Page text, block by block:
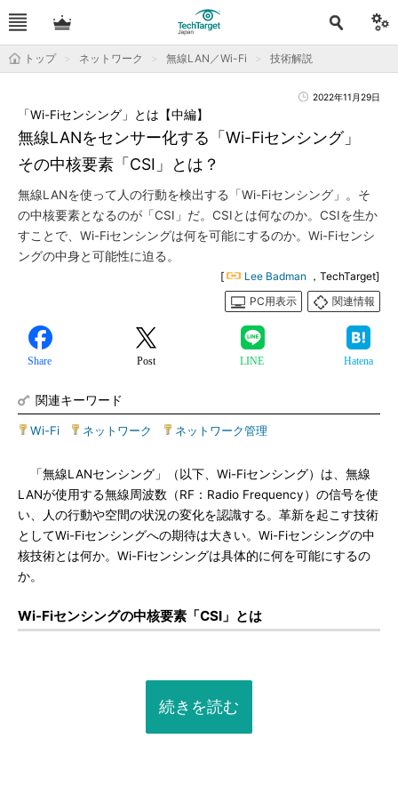
トップ ネットワーク 無線LAN／Wi-Fi 技術解説
2022年11月29日
無線LANをセンサー化する「Wi-Fiセンシング」
その中核要素「CSI」とは？
「Wi-Fiセンシング」とは【中編】
無線LANを使って人の行動を検出する「Wi-Fiセンシング」。そ
の中核要素となるのが「CSI」だ。CSIとは何なのか。CSIを生か
すことで、Wi-Fiセンシングは何を可能にするのか。Wi-Fiセンシ
ングの中身と可能性に迫る。
[ Lee Badman ，TechTarget]
PC用表示
関連情報
Share Post LINE Hatena
関連キーワード
Wi-Fi ネットワーク ネットワーク管理
「無線LANセンシング」（以下、Wi-Fiセンシング）は、無線
LANが使用する無線周波数（RF：Radio Frequency）の信号を使
い、人の行動や空間の状況の変化を認識する。革新を起こす技術
としてWi-Fiセンシングへの期待は大きい。Wi-Fiセンシングの中
核技術とは何か。Wi-Fiセンシングは具体的に何を可能にするの
か。
Wi-Fiセンシングの中核要素「CSI」とは
続きを読む